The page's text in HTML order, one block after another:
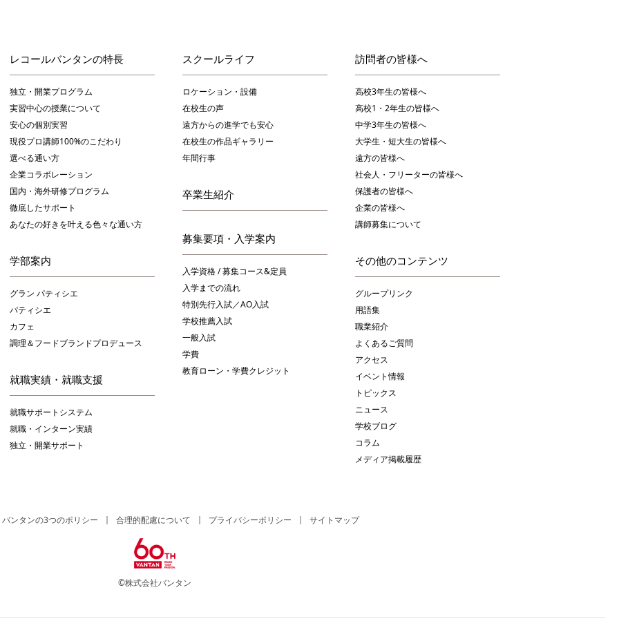
レコールバンタンの特長
独立・開業プログラム
実習中心の授業について
安心の個別実習
現役プロ講師100%のこだわり
選べる通い方
企業コラボレーション
国内・海外研修プログラム
徹底したサポート
あなたの好きを叶える⾊々な通い⽅
学部案内
グラン パティシエ
パティシエ
カフェ
調理＆フードブランドプロデュース
就職実績・就職支援
就職サポートシステム
就職・インターン実績
独立・開業サポート
スクールライフ
ロケーション・設備
在校生の声
遠方からの進学でも安心
在校生の作品ギャラリー
年間行事
卒業生紹介
募集要項・入学案内
入学資格 / 募集コース&定員
入学までの流れ
特別先行入試／AO入試
学校推薦入試
一般入試
学費
教育ローン・学費クレジット
訪問者の皆様へ
高校3年生の皆様へ
高校1・2年生の皆様へ
中学3年生の皆様へ
大学生・短大生の皆様へ
遠方の皆様へ
社会人・フリーターの皆様へ
保護者の皆様へ
企業の皆様へ
講師募集について
その他のコンテンツ
グループリンク
用語集
職業紹介
よくあるご質問
アクセス
イベント情報
トピックス
ニュース
学校ブログ
コラム
メディア掲載履歴
バンタンの3つのポリシー 合理的配慮について プライバシーポリシー サイトマップ
©株式会社バンタン